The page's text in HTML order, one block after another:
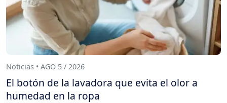
Noticias • AGO 5 / 2026
El botón de la lavadora que evita el olor a
humedad en la ropa